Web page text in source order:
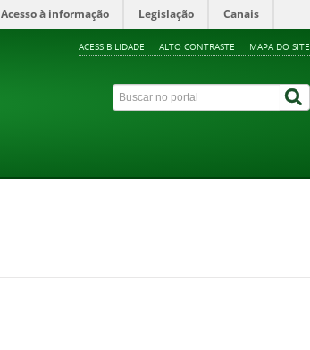
Acesso à informação Legislação Canais
ACESSIBILIDADE ALTO CONTRASTE MAPA DO SITE